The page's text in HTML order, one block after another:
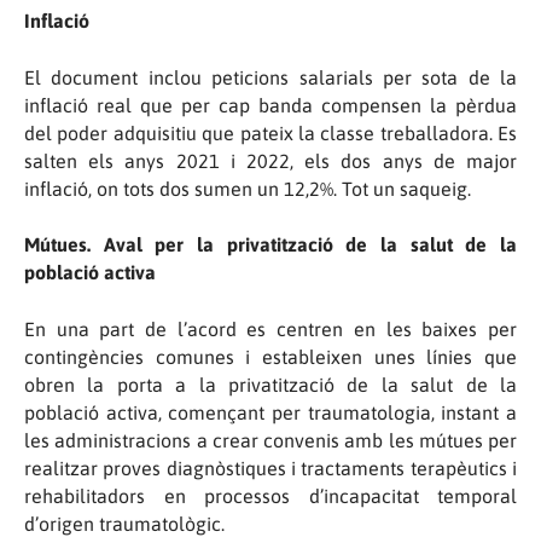
Inflació
El document inclou peticions salarials per sota de la
inflació real que per cap banda compensen la pèrdua
del poder adquisitiu que pateix la classe treballadora. Es
salten els anys 2021 i 2022, els dos anys de major
inflació, on tots dos sumen un 12,2%. Tot un saqueig.
Mútues. Aval per la privatització de la salut de la
població activa
En una part de l’acord es centren en les baixes per
contingències comunes i estableixen unes línies que
obren la porta a la privatització de la salut de la
població activa, començant per traumatologia, instant a
les administracions a crear convenis amb les mútues per
realitzar proves diagnòstiques i tractaments terapèutics i
rehabilitadors en processos d’incapacitat temporal
d’origen traumatològic.